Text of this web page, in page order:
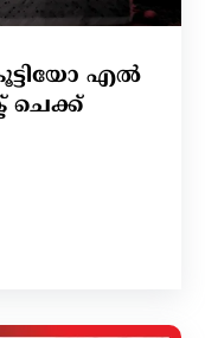
എൽ
ചെക്ക്